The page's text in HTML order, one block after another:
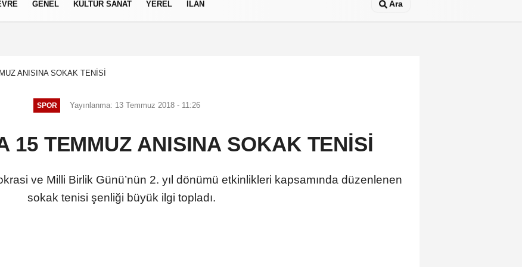
İlkeleri
GENEL KÜLTÜR SANAT YEREL İLAN Ara
ANISINA SOKAK TENİSİ
SPOR Yayınlanma: 13 Temmuz 2018 - 11:26
15 TEMMUZ ANISINA SOKAK TENİSİ
ve Milli Birlik Günü’nün 2. yıl dönümü etkinlikleri kapsamında düzenlenen
sokak tenisi şenliği büyük ilgi topladı.